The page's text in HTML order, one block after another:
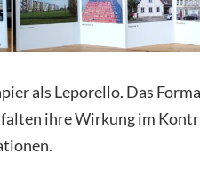
als Leporello. Das
ihre Wirkung im